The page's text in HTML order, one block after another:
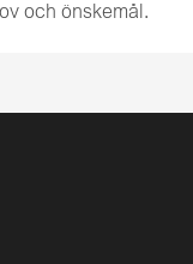
och önskemål.